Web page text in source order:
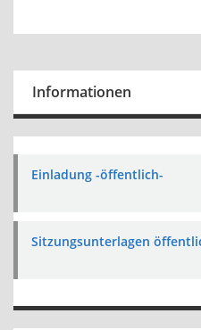
Informationen
Einladung -öffentlich-
Sitzungsunterlagen